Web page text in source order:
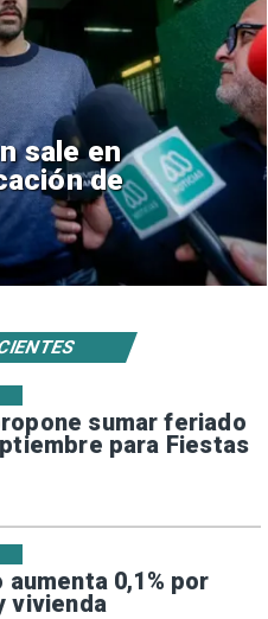
sumar feriado
para Fiestas
aumenta 0,1% por
vivienda